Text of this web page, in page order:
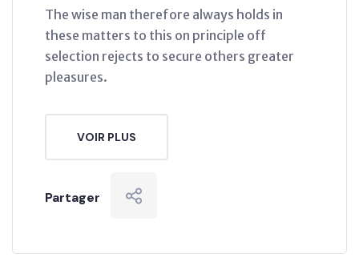
The wise man therefore always holds in
these matters to this on principle off
selection rejects to secure others greater
pleasures.
VOIR PLUS
Partager